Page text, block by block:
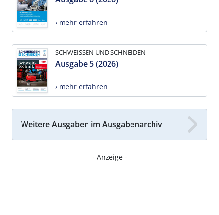
› mehr erfahren
SCHWEISSEN UND SCHNEIDEN
Ausgabe 5 (2026)
› mehr erfahren
Weitere Ausgaben im Ausgabenarchiv
- Anzeige -